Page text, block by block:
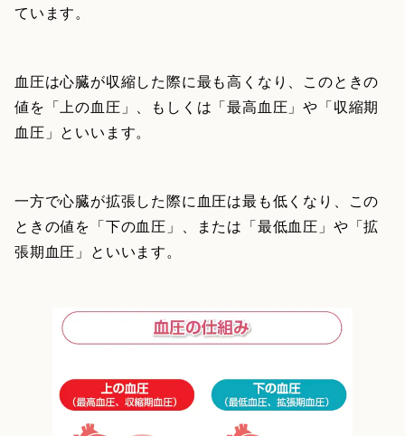
ています。
血圧は心臓が収縮した際に最も高くなり、このときの
値を「上の血圧」、もしくは「最高血圧」や「収縮期
血圧」といいます。
一方で心臓が拡張した際に血圧は最も低くなり、この
ときの値を「下の血圧」、または「最低血圧」や「拡
張期血圧」といいます。